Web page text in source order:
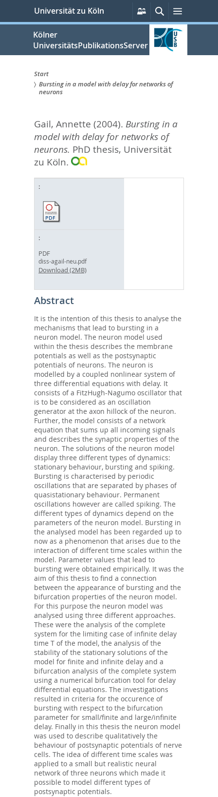
springen
Universität zu Köln
Persönliche
Services
SucheMenü
Kölner
UniversitätsPublikationsServer
Sie
hier:
Start
Bursting in a model with delay for networks of
neurons
Gail, Annette (2004). Bursting in a
model with delay for networks of
neurons. PhD thesis, Universität
zu Köln.
PDF
diss-agail-neu.pdf
Download (2MB)
Abstract
It is the intention of this thesis to analyse the
mechanisms that lead to bursting in a
neuron model. The neuron model used
within the thesis describes the membrane
potentials as well as the postsynaptic
potentials of neurons. The neuron is
modelled by a coupled nonlinear system of
three differential equations with delay. It
consists of a FitzHugh-Nagumo oscillator that
is to be considered as an oscillation
generator at the axon hillock of the neuron.
Further, the model consists of a network
equation that sums up all incoming signals
and describes the synaptic properties of the
neuron. The solutions of the neuron model
display three different types of dynamics:
stationary behaviour, bursting and spiking.
Bursting is characterised by periodic
oscillations that are separated by phases of
quasistationary behaviour. Permanent
oscillations however are called spiking. The
different types of dynamics depend on the
parameters of the neuron model. Bursting in
the analysed model has been regarded up to
now as a phenomenon that arises due to the
interaction of different time scales within the
model. Parameter values that lead to
bursting were obtained empirically. It was the
aim of this thesis to find a connection
between the appearance of bursting and the
bifurcation properties of the neuron model.
For this purpose the neuron model was
analysed using three different approaches.
These were the analysis of the complete
system for the limiting case of infinite delay
time T of the model, the analysis of the
stability of the stationary solutions of the
model for finite and infinite delay and a
bifurcation analysis of the complete system
using a numerical bifurcation tool for delay
differential equations. The investigations
resulted in criteria for the occurence of
bursting with respect to the bifurcation
parameter for small/finite and large/infinite
delay. Finally in this thesis the neuron model
was used to describe qualitatively the
behaviour of postsynaptic potentials of nerve
cells. The idea of different time scales was
applied to a small but realistic neural
network of three neurons which made it
possible to model different types of
postsynaptic potentials.